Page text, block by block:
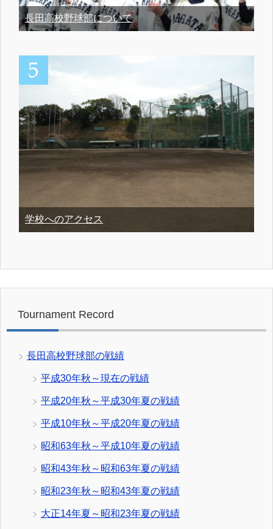
長田高校野球部について
学校へのアクセス
Tournament Record
長田高校野球部の戦績
平成30年秋～現在の戦績
平成20年秋～平成30年夏の戦績
平成10年秋～平成20年夏の戦績
昭和63年秋～平成10年夏の戦績
昭和43年秋～昭和63年夏の戦績
昭和23年秋～昭和43年夏の戦績
大正14年夏～昭和23年夏の戦績